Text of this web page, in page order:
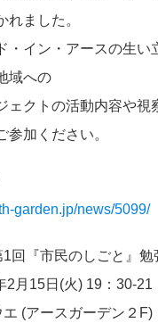
れました。
・イン・アースの生
域への
ェクトの活動内容や視
参加ください。
garden.jp/news/5099/
回『市民のしごと』勉
2月15日(火) 19：30-21
(アースガーデン２F)